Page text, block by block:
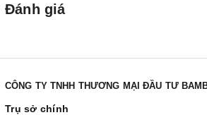
Đánh giá
CÔNG TY TNHH THƯƠNG MẠI ĐẦU TƯ
Trụ sở chính